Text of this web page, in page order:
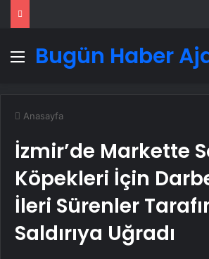
Menü
Bugün Haber
Anasayfa
İzmir’de Markette
Köpekleri İçin
İleri Sürenler
Saldırıya Uğradı